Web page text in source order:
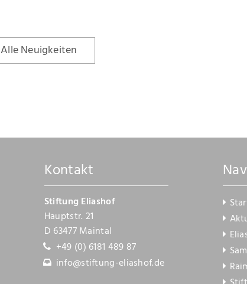
Alle Neuigkeiten
Kontakt
Stiftung Eliashof
Hauptstr. 21
D 63477 Maintal
+49 (0) 6181 489 87
info@stiftung-eliashof.de